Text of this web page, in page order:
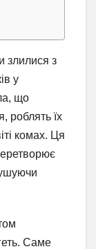
злилися з
у
що
роблять їх
комах. Ця
Саме